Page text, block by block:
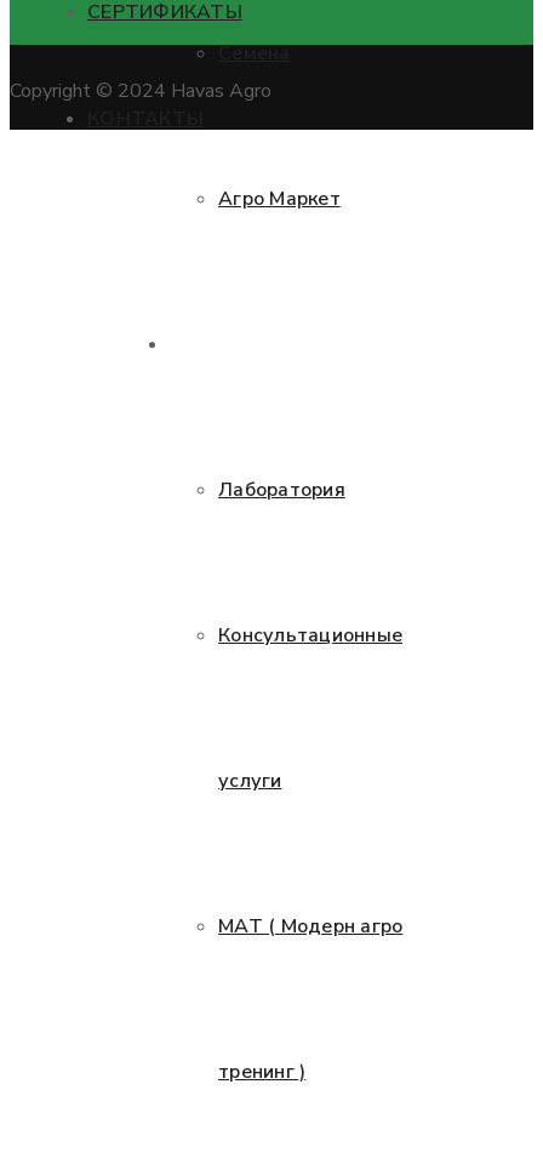
СЕРТИФИКАТЫ
Семена
Агро Маркет
Лаборатория
Консультационные
услуги
МАТ ( Модерн агро
тренинг )
Copyright © 2024 Havas Agro